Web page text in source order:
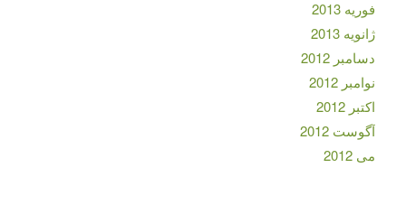
فوریه 2013
ژانویه 2013
دسامبر 2012
نوامبر 2012
اکتبر 2012
آگوست 2012
می 2012